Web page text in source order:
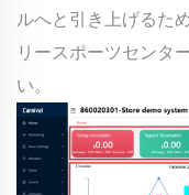
ルへと引き上げるた
リースポーツセンタ
い。